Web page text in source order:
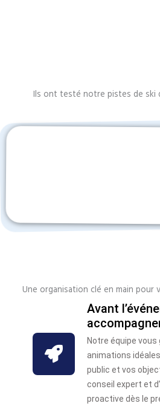
Ils ont testé notre pistes de ski
Une organisation clé en main pour
Avant
Notre équipe
animations
public et vos
conseil expert et
proactive dès le